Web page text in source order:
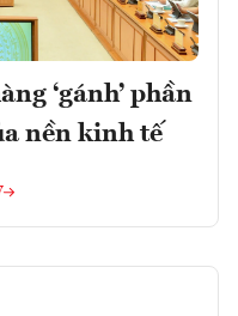
‘gánh’ phần
nền kinh tế